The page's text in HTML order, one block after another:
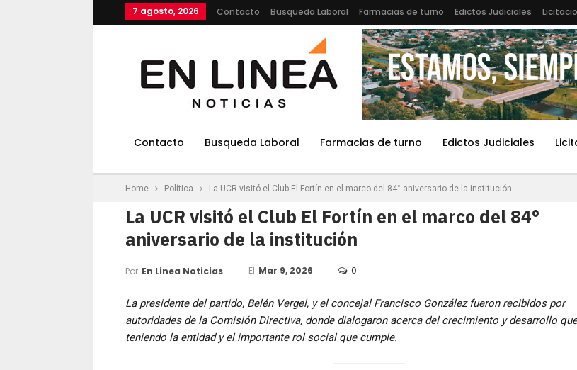
7 agosto, 2026 Contacto Busqueda Laboral Farmacias de turno Edictos Judiciales
Contacto Busqueda Laboral Farmacias de turno Edictos Judiciales
Home Política La UCR visitó el Club El Fortín en el marco del 84° aniversario de la institución
La UCR visitó el Club El Fortín en el marco del 84°
aniversario de la institución
Por En Linea Noticias El Mar 9, 2026 0
La presidente del partido, Belén Vergel, y el concejal Francisco González fueron recibidos por
autoridades de la Comisión Directiva, donde dialogaron acerca del crecimiento y desarrollo
teniendo la entidad y el importante rol social que cumple.